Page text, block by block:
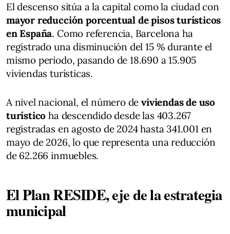
El descenso sitúa a la capital como la ciudad con
mayor reducción porcentual de pisos turísticos
en España. Como referencia, Barcelona ha
registrado una disminución del 15 % durante el
mismo periodo, pasando de 18.690 a 15.905
viviendas turísticas.
A nivel nacional, el número deviviendas de uso
turísticoha descendido desde las 403.267
registradas en agosto de 2024 hasta 341.001 en
mayo de 2026, lo que representa una reducción
de 62.266 inmuebles.
El Plan RESIDE, eje de la estrategia
municipal